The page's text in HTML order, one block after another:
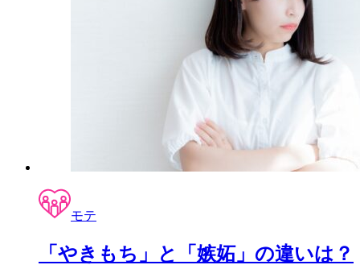
モテ
「やきもち」と「嫉妬」の違いは？